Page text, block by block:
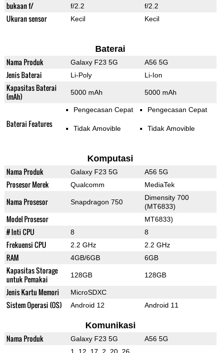
bukaan f/ f/2.2 f/2.2
Ukuran sensor Kecil Kecil
Baterai
Nama Produk Galaxy F23 5G A56 5G
Jenis Baterai Li-Poly Li-Ion
Kapasitas Baterai
(mAh)
5000 mAh 5000 mAh
Baterai Features
Pengecasan Cepat
Tidak Amovible
Pengecasan Cepat
Tidak Amovible
Komputasi
Nama Produk Galaxy F23 5G A56 5G
Prosesor Merek Qualcomm MediaTek
Nama Prosesor Snapdragon 750
Dimensity 700
(MT6833)
Model Prosesor MT6833)
# Inti CPU 8 8
Frekuensi CPU 2.2 GHz 2.2 GHz
RAM 4GB/6GB 6GB
Kapasitas Storage
untuk Pemakai
128GB 128GB
Jenis Kartu Memori MicroSDXC
Sistem Operasi (OS) Android 12 Android 11
Komunikasi
Nama Produk Galaxy F23 5G
A56 5G